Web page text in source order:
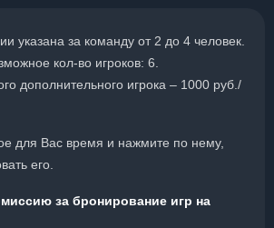
указана за команду от 2 до 4 человек.
кол-во игроков: 6.
дополнительного игрока – 1000 руб./
для Вас время и нажмите по нему,
его.
за бронирование игр на